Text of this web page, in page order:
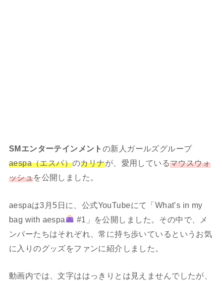
SMエンターテインメント の新人ガールズグループ
aespa（エスパ）のカリナが、愛用しているマウスウォ
ッシュを公開しました。
aespaは3月5日に、公式YouTubeにて「What’s in my
bag with aespa
#1」を公開しました。その中で、メ
ンバーたちはそれぞれ、常に持ち歩いているというお気
に入りのグッズをファンに紹介しました。
動画内では、文字ははっきりとは見えませんでしたが、